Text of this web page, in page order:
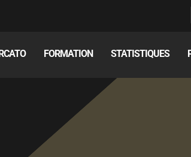
FORMATION STATISTIQUES